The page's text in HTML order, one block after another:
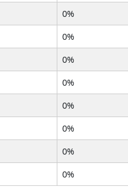
0%
0%
0%
0%
0%
0%
0%
0%